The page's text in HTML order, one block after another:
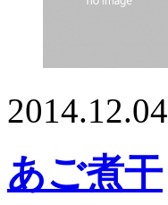
2014.12.04
あご煮干